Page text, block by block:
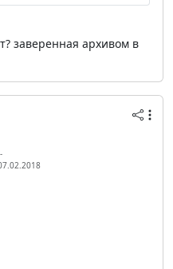
заверенная архивом в